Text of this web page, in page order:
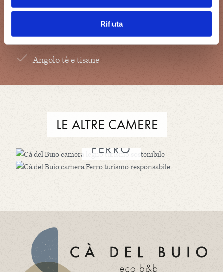
Rifiuta
Bottiglia d'acqua depurata in frigo
Adduzione acqua potabile depurata
Angolo tè e tisane
LE ALTRE CAMERE
LEGNO
FERRO